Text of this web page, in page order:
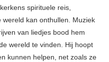
spirituele reis,
kan onthullen. Muziek
van liedjes bood hem
wereld te vinden. Hij hoopt
kunnen helpen, net zoals ze